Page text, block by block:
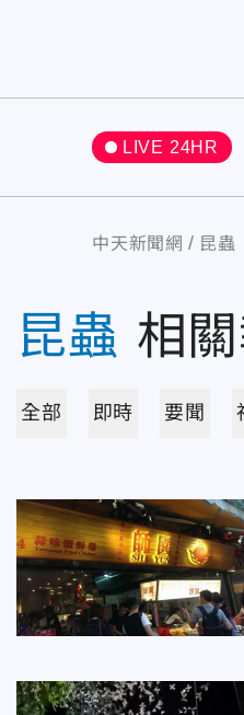
LIVE 24HR
中天新聞網 昆蟲
昆蟲 相
全部 即時 要聞